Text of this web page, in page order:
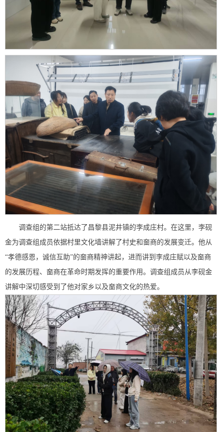
调查组的第二站抵达了昌黎县泥井镇的李成庄村。在这里，李砚
金为调查组成员依据村里文化墙讲解了村史和奤商的发展变迁。他从
“孝德感恩，诚信互助”的奤商精神讲起，进而讲到李成庄赋以及奤商
的发展历程、奤商在革命时期发挥的重要作用。调查组成员从李砚金
讲解中深切感受到了他对家乡以及奤商文化的热爱。